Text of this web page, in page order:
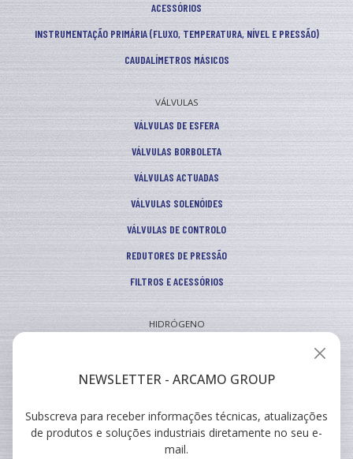
ACESSÓRIOS
INSTRUMENTAÇÃO PRIMÁRIA (FLUXO, TEMPERATURA, NÍVEL E PRESSÃO)
CAUDALÍMETROS MÁSICOS
VÁLVULAS
VÁLVULAS DE ESFERA
VÁLVULAS BORBOLETA
VÁLVULAS ACTUADAS
VÁLVULAS SOLENÓIDES
VÁLVULAS DE CONTROLO
REDUTORES DE PRESSÃO
FILTROS E ACESSÓRIOS
HIDRÓGENO
VEICULAR
ARCAMO
FORMAÇÕES
NEWSLETTER - ARCAMO GROUP
Subscreva para receber informações técnicas, atualizações
de produtos e soluções industriais diretamente no seu e-
mail.